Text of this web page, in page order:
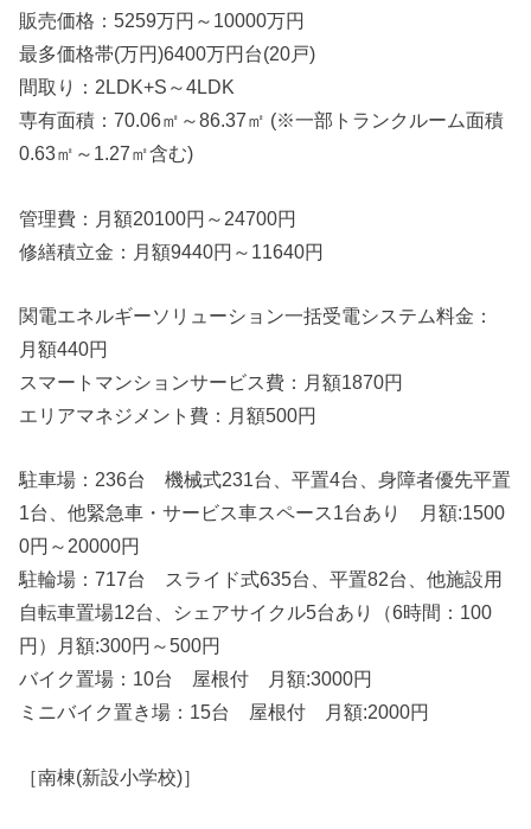
販売価格：5259万円～10000万円
最多価格帯(万円)6400万円台(20戸)
間取り：2LDK+S～4LDK
専有面積：70.06㎡～86.37㎡ (※一部トランクルーム面積
0.63㎡～1.27㎡含む)
管理費：月額20100円～24700円
修繕積立金：月額9440円～11640円
関電エネルギーソリューション一括受電システム料金：
月額440円
スマートマンションサービス費：月額1870円
エリアマネジメント費：月額500円
駐車場：236台 機械式231台、平置4台、身障者優先平置
1台、他緊急車・サービス車スペース1台あり 月額:1500
0円～20000円
駐輪場：717台 スライド式635台、平置82台、他施設用
自転車置場12台、シェアサイクル5台あり（6時間：100
円）月額:300円～500円
バイク置場：10台 屋根付 月額:3000円
ミニバイク置き場：15台 屋根付 月額:2000円
［南棟(新設小学校)］